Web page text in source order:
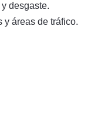
desgaste.
y áreas de tráfico.